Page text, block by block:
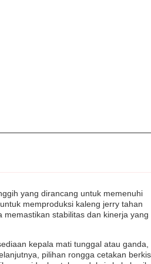
yang dirancang untuk memenuhi
memproduksi kaleng jerry tahan
stabilitas dan kinerja yang
kepala mati tunggal atau ganda,
pilihan rongga cetakan